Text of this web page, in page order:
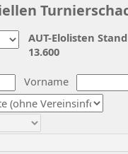
Vorname
AUT-Elolisten
13.600